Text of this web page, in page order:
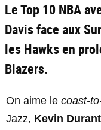
Le Top 10 NBA
Davis face aux
les Hawks en
Blazers.
On aime le coast-
Jazz, Kevin Durant